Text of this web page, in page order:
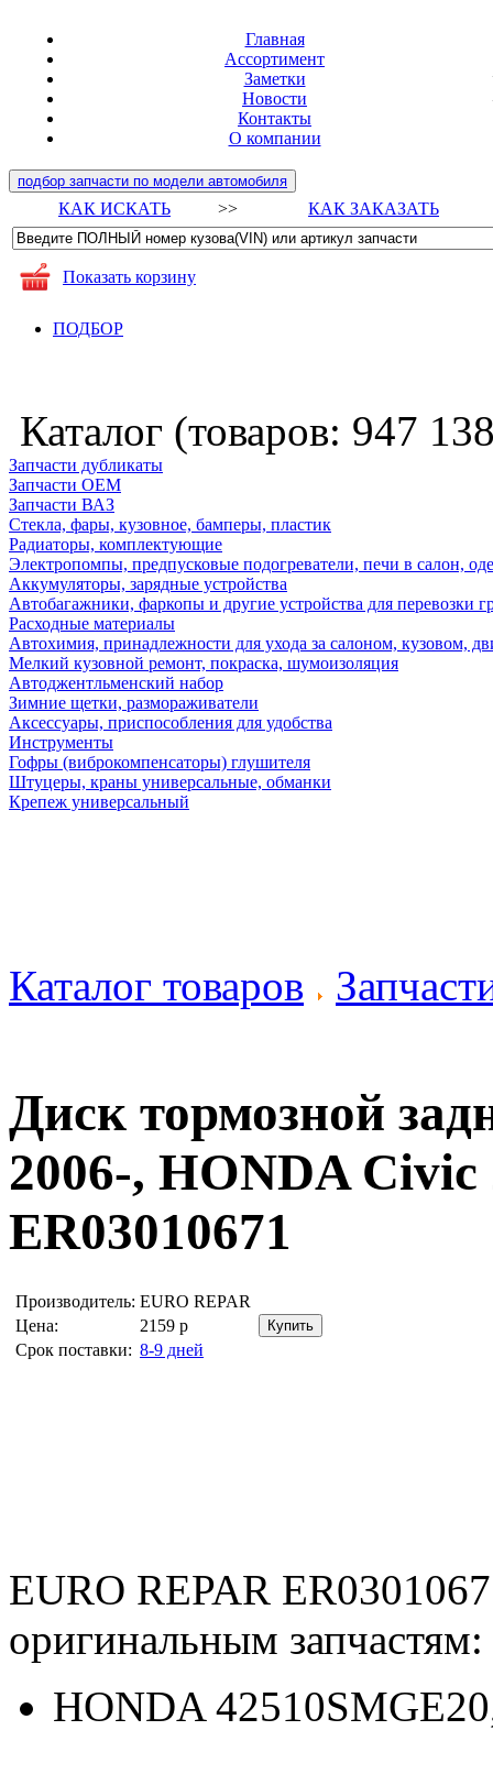
Главная
Ассортимент
Заметки
Новости
Контакты
О компании
подбор запчасти по модели автомобиля
КАК ИСКАТЬ >> КАК ЗАКАЗАТЬ
Показать корзину
ПОДБОР
Каталог (товаров: 947
Запчасти дубликаты
Запчасти ОЕМ
Запчасти ВАЗ
Стекла, фары, кузовное, бамперы, пластик
Радиаторы, комплектующие
Электропомпы, предпусковые подогреватели, печи в салон,
Аккумуляторы, зарядные устройства
Автобагажники, фаркопы и другие устройства для перевозки
Расходные материалы
Автохимия, принадлежности для ухода за салоном, кузовом,
Мелкий кузовной ремонт, покраска, шумоизоляция
Автоджентльменский набор
Зимние щетки, размораживатели
Аксессуары, приспособления для удобства
Инструменты
Гофры (виброкомпенсаторы) глушителя
Штуцеры, краны универсальные, обманки
Крепеж универсальный
Каталог товаров
Диск тормозной
2006-, HONDA
ER03010671
Производитель: EURO REPAR
Цена:
2159 р
Срок поставки: 8-9 дней
EURO REPAR
оригинальным запчастям:
HONDA